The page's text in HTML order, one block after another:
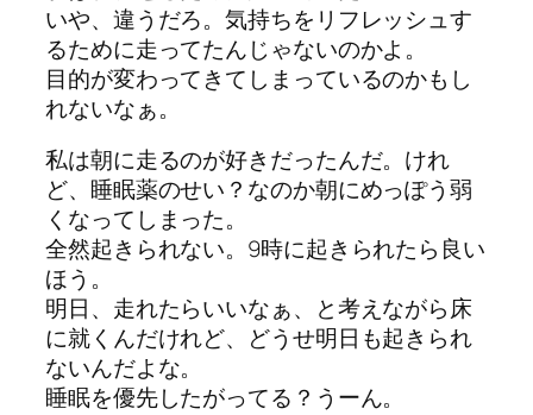
いや、違うだろ。気持ちをリフレッシュす
るために走ってたんじゃないのかよ。
目的が変わってきてしまっているのかもし
れないなぁ。
私は朝に走るのが好きだったんだ。けれ
ど、睡眠薬のせい？なのか朝にめっぽう弱
くなってしまった。
全然起きられない。9時に起きられたら良い
ほう。
明日、走れたらいいなぁ、と考えながら床
に就くんだけれど、どうせ明日も起きられ
ないんだよな。
睡眠を優先したがってる？うーん。